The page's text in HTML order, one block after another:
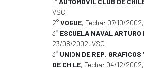
1°AUTOMOVIL CLUB DE
VSC
2°VOGUE, Fecha: 07/10/2002,
3° ESCUELA NAVAL ARTURO
23/08/2002, VSC
3° UNION DE REP. GRAFICOS
DE CHILE, Fecha: 04/12/2002,